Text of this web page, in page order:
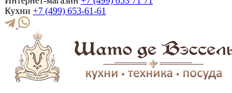
Кухни +7 (499) 653-61-61